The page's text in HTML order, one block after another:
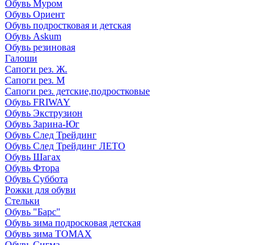
Обувь Муром
Обувь Ориент
Обувь подростковая и детская
Обувь Askum
Обувь резиновая
Галоши
Сапоги рез. Ж.
Сапоги рез. М
Сапоги рез. детские,подростковые
Обувь FRIWAY
Обувь Экструзион
Обувь Зарина-Юг
Обувь След Трейдинг
Обувь След Трейдинг ЛЕТО
Обувь Шагах
Обувь Фтора
Обувь Суббота
Рожки для обуви
Стельки
Обувь "Барс"
Обувь зима подросковая детская
Обувь зима ТОМАХ